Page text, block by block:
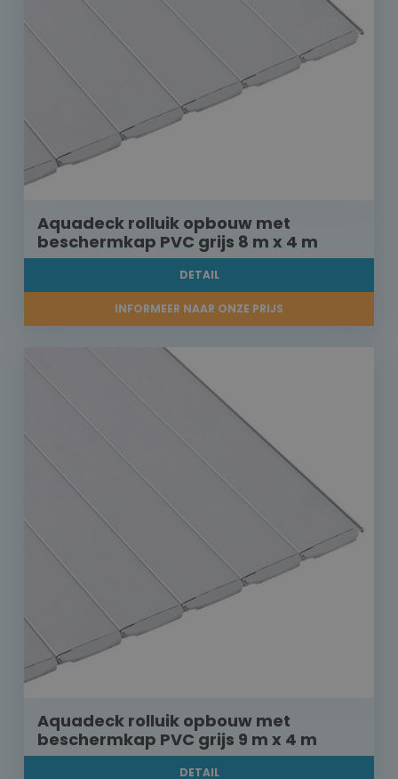
Aquadeck rolluik opbouw met
beschermkap PVC grijs 8 m x 4 m
DETAIL
INFORMEER NAAR ONZE PRIJS
Aquadeck rolluik opbouw met
beschermkap PVC grijs 9 m x 4 m
DETAIL